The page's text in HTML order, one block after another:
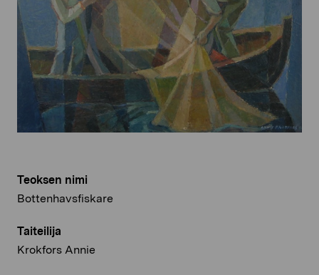
Teoksen nimi
Bottenhavsfiskare
Taiteilija
Krokfors Annie